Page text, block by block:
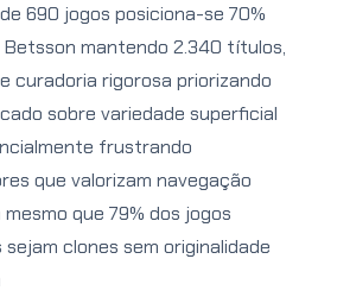
690 jogos posiciona-se 70%
Betsson mantendo 2.340 títulos,
curadoria rigorosa priorizando
sobre variedade superficial
frustrando
que valorizam navegação
que 79% dos jogos
sejam clones sem originalidade